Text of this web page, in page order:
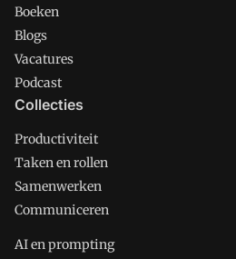
Boeken
Blogs
Vacatures
Podcast
Collecties
Productiviteit
Taken en rollen
Samenwerken
Communiceren
AI en prompting